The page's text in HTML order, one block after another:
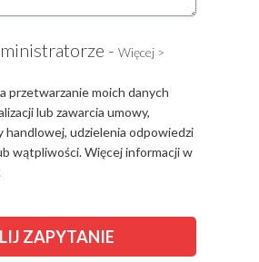
- Więcej >
przetwarzanie moich danych
lub zawarcia umowy,
udzielenia odpowiedzi
wątpliwości. Więcej informacji w